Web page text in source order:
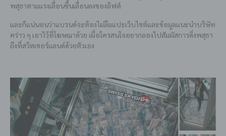
พสุธาตามแรงเลื่อนขึ้นเลื่อนลงของลิฟต์
และก็แน่นอนว่าแบรนด์จะต้องไม่ลืมแปะเว็บไซต์และข้อมูลแนะนำบริษัท
คร่าว ๆ เอาไว้ที่โฆษณาด้วย เผื่อใครสนใจอยากลองไปสัมผัสการดิ่งพสุธา
ถึงที่สวิตเซอร์แลนด์ด้วยตัวเอง